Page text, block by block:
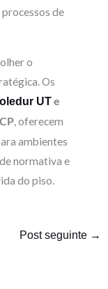
de
o
Os
UTe
, oferecem
ambientes
normativa e
do piso.
Post seguinte →